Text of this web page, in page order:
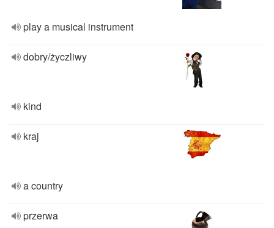
play a musical instrument
dobry/życzliwy
kind
kraj
a country
przerwa